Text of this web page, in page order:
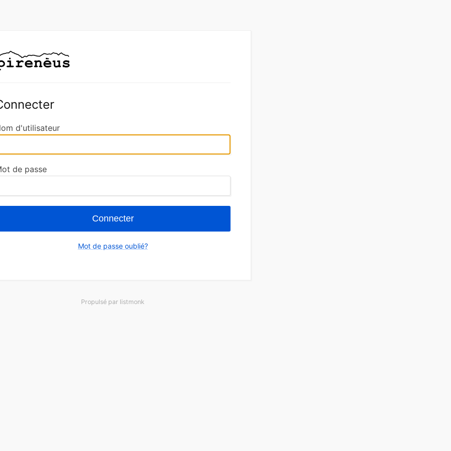
d'utilisateur
de passe
Connecter
Mot de passe oublié?
Propulsé par listmonk